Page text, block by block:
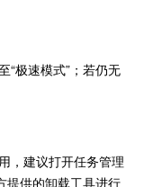
“极速模式”；若仍无
，建议打开任务管理
提供的卸载工具进行